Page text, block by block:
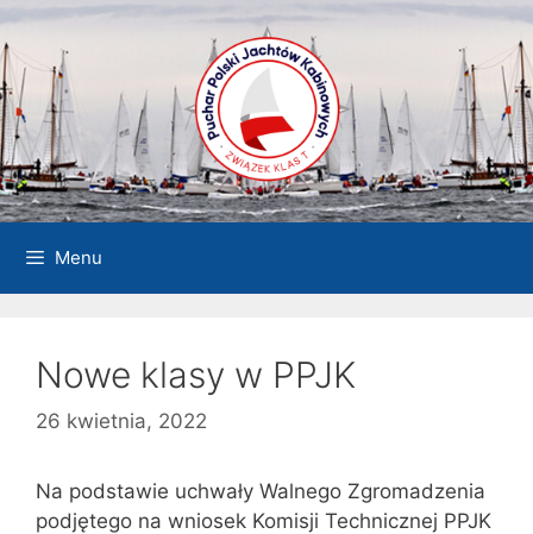
Przejdź
do
treści
Menu
Nowe klasy w PPJK
26 kwietnia, 2022
Na podstawie uchwały Walnego Zgromadzenia
podjętego na wniosek Komisji Technicznej PPJK